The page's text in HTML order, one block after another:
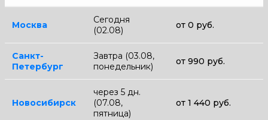
Москва
Сегодня
(02.08)
от 0 руб.
Санкт-
Петербург
Завтра (03.08,
понедельник)
от 990 руб.
Новосибирск
через 5 дн.
(07.08,
пятница)
от 1 440 руб.